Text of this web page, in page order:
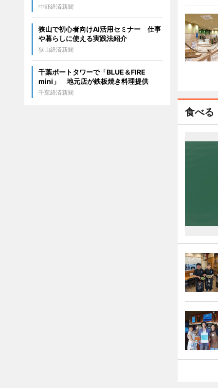
食べる
中野経済新聞
狭山で初心者向けAI活用セミナー 仕事
や暮らしに使える実践法紹介
狭山経済新聞
千葉ポートタワーで「BLUE＆FIRE
mini」 地元店が鉄板焼き料理提供
千葉経済新聞